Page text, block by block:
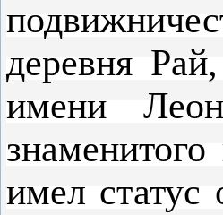
деревня
имени
имел статус